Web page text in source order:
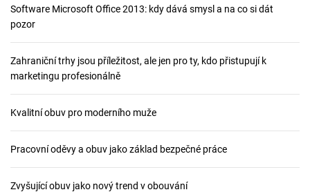
k
Software Microsoft Office 2013: kdy dává smysl a na co si dát
pozor
Zahraniční trhy jsou příležitost, ale jen pro ty, kdo přistupují k
marketingu profesionálně
Kvalitní obuv pro moderního muže
Pracovní oděvy a obuv jako základ bezpečné práce
Zvyšující obuv jako nový trend v obouvání